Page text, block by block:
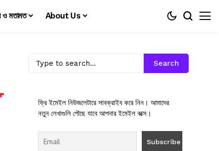
ও মতামত About Us
Search
ফ্রি ইমেইল নিউজলেটারে সাবক্রাইব করে নিন। আমাদের
নতুন লেখাগুলি পৌছে যাবে আপনার ইমেইল বক্সে।